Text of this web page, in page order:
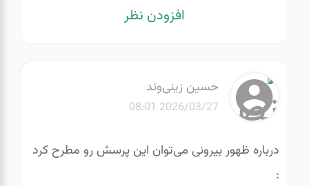
افزودن نظر
حسین زینی‌وند
2026/03/27 08:01
درباره ظهور بیرونی می‌توان این پرسش رو مطرح کرد
: